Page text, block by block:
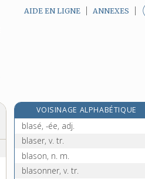
AIDE EN LIGNE ANNEXES
VOISINAGE ALPHABÉTIQUE
blanquisme, n. m.
blasé, -ée, adj.
blaser, v. tr.
blason, n. m.
blasonner, v. tr.